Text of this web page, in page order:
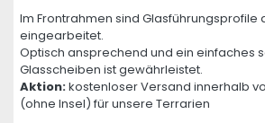
Im Frontrahmen sind Glasführungsprofile
eingearbeitet.
Optisch ansprechend und ein einfaches
Glasscheiben ist gewährleistet.
Aktion:kostenloser Versand innerhalb
(ohne Insel) für unsere Terrarien